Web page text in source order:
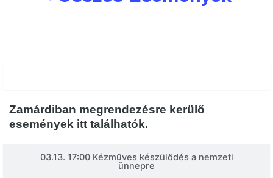
03.13. 17:00 Kézműves készülődés a nemzeti
ünnepre
Zamárdiban megrendezésre kerülő
események itt találhatók.